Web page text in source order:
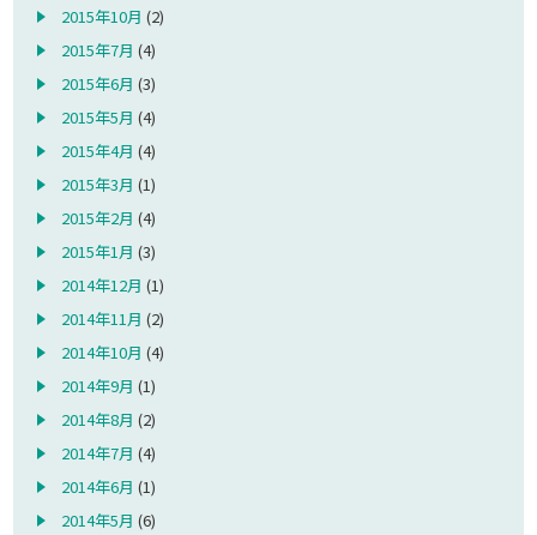
2015年10月 (2)
2015年7月 (4)
2015年6月 (3)
2015年5月 (4)
2015年4月 (4)
2015年3月 (1)
2015年2月 (4)
2015年1月 (3)
2014年12月 (1)
2014年11月 (2)
2014年10月 (4)
2014年9月 (1)
2014年8月 (2)
2014年7月 (4)
2014年6月 (1)
2014年5月 (6)